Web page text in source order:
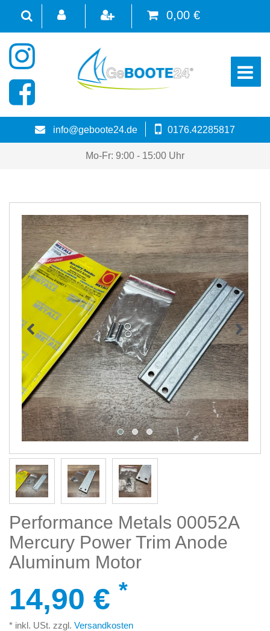
0,00 €
☰
info@geboote24.de 0176.42285817
Mo-Fr: 9:00 - 15:00 Uhr
Performance Metals 00052A
Mercury Power Trim Anode
Aluminum Motor
14,90 € *
* inkl. USt. zzgl. Versandkosten